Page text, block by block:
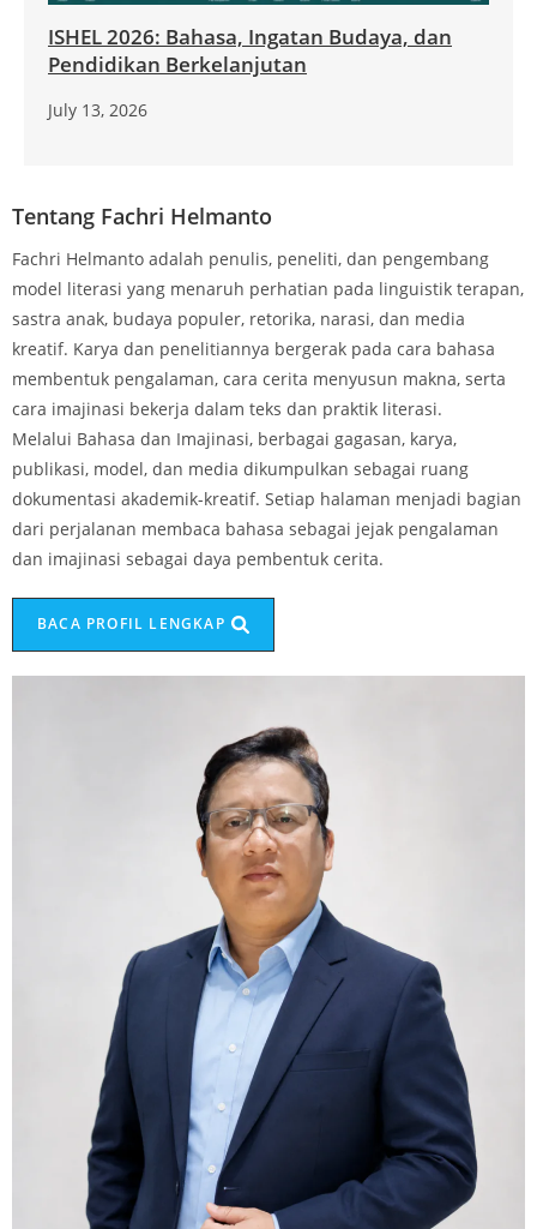
ISHEL 2026: Bahasa, Ingatan Budaya, dan
Pendidikan Berkelanjutan
July 13, 2026
Tentang Fachri Helmanto
Fachri Helmanto adalah penulis, peneliti, dan pengembang
model literasi yang menaruh perhatian pada linguistik terapan,
sastra anak, budaya populer, retorika, narasi, dan media
kreatif. Karya dan penelitiannya bergerak pada cara bahasa
membentuk pengalaman, cara cerita menyusun makna, serta
cara imajinasi bekerja dalam teks dan praktik literasi.
Melalui Bahasa dan Imajinasi, berbagai gagasan, karya,
publikasi, model, dan media dikumpulkan sebagai ruang
dokumentasi akademik-kreatif. Setiap halaman menjadi bagian
dari perjalanan membaca bahasa sebagai jejak pengalaman
dan imajinasi sebagai daya pembentuk cerita.
BACA PROFIL LENGKAP